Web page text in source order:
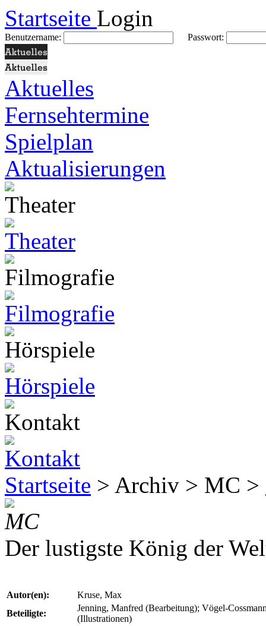
Startseite Login
Benutzername: Passwort:
Aktuelles
Fernsehtermine
Spielplan
Aktualisierungen
Startseite > Archiv > MC >
MC
Der lustigste König der
Autor(en):
Kruse, Max
Beteiligte:
Jenning, Manfred (Bearbeitung); Vögel-
(Illustrationen)